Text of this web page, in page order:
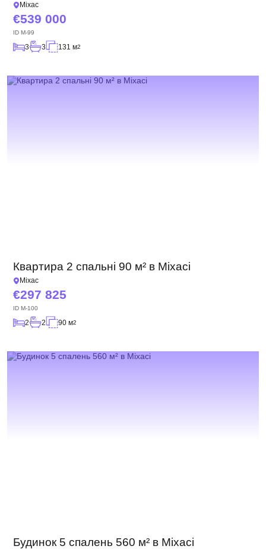
Міхас
539 000
ID M-99
3 3 131 м2
Квартира 2 спальні 90 м² в Міхасі
Міхас
297 825
ID M-100
2 2 90 м2
Будинок 5 спалень 560 м² в Міхасі